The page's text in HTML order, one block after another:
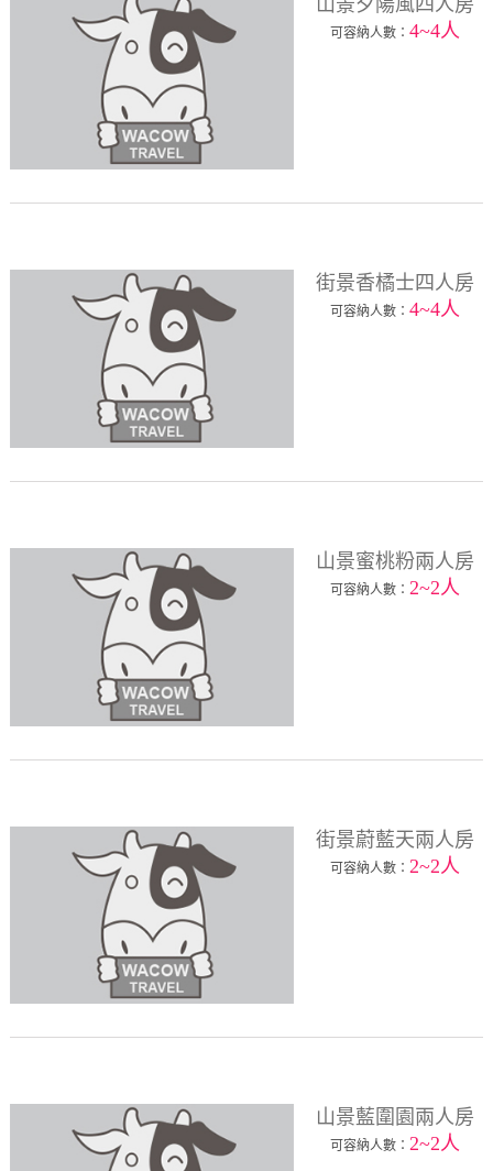
山景夕陽風四人房
可容納人數：4~4人
街景香橘士四人房
可容納人數：4~4人
山景蜜桃粉兩人房
可容納人數：2~2人
街景蔚藍天兩人房
可容納人數： 2~2人
山景藍圍園兩人房
可容納人數：2~2人